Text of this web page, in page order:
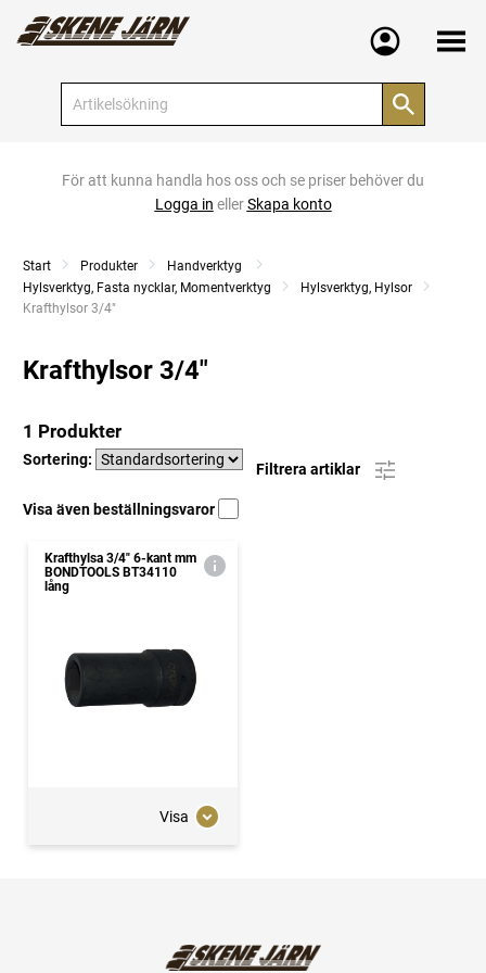
Meny
För att kunna handla hos oss och se priser behöver du
Logga in ellerSkapa konto
Start Produkter
Handverktyg
Hylsverktyg, Fasta nycklar, Momentverktyg
Hylsverktyg, Hylsor
Current:
Krafthylsor 3/4"
Krafthylsor 3/4"
1 Produkter
Sortering:
Filtrera artiklar
Visa även beställningsvaror
Krafthylsa 3/4" 6-kant mm
BONDTOOLS BT34110
lång
Visa